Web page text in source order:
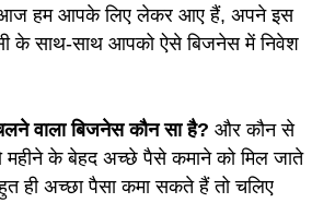
आज हम आपके लिए लेकर आए हैं, अपने इस
के साथ-साथ आपको ऐसे बिजनेस में निवेश
वाला बिजनेस कौन सा है? और कौन से
के बेहद अच्छे पैसे कमाने को मिल जाते
ही अच्छा पैसा कमा सकते हैं तो चलिए